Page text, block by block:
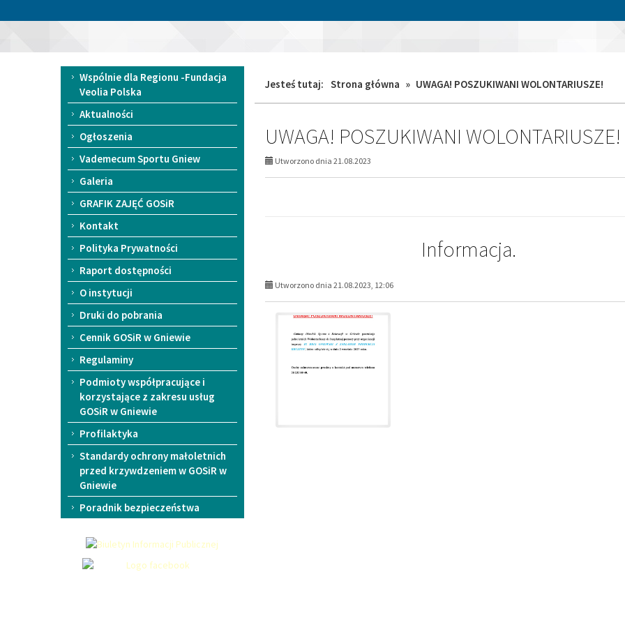
do
do
Gminny
Ośrodek
Sportu
Rekreacji
Gniewie
Menu
główne
Wspólnie dla Regionu -Fundacja
Veolia Polska
Aktualności
Ogłoszenia
Vademecum Sportu Gniew
Galeria
GRAFIK ZAJĘĆ GOSiR
Kontakt
Polityka Prywatności
Raport dostępności
O instytucji
Druki do pobrania
Cennik GOSiR w Gniewie
Regulaminy
Podmioty współpracujące i
korzystające z zakresu usług
GOSiR w Gniewie
Profilaktyka
Standardy ochrony małoletnich
przed krzywdzeniem w GOSiR w
Gniewie
Poradnik bezpieczeństwa
Jesteś tutaj: Strona główna » UWAGA! POSZUKIWANI WOLONTARIUSZE!
UWAGA! POSZUKIWANI WOLONTARIUSZE!
Utworzono dnia 21.08.2023
Informacja.
Utworzono dnia 21.08.2023, 12:06